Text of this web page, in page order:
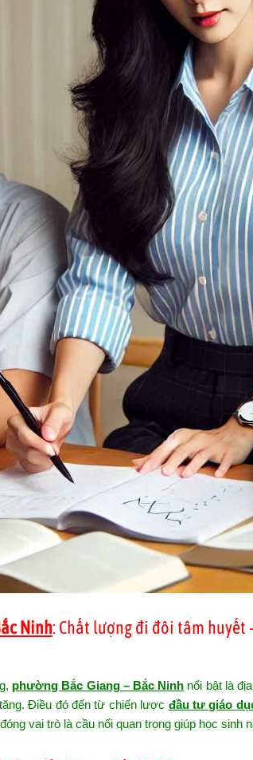
Ninh: Chất lượng đi đôi tâm huyết
phường Bắc Giang – Bắc Ninh nổi bật là
Điều đó đến từ chiến lược đầu tư giáo
vai trò là cầu nối quan trọng giúp học sinh